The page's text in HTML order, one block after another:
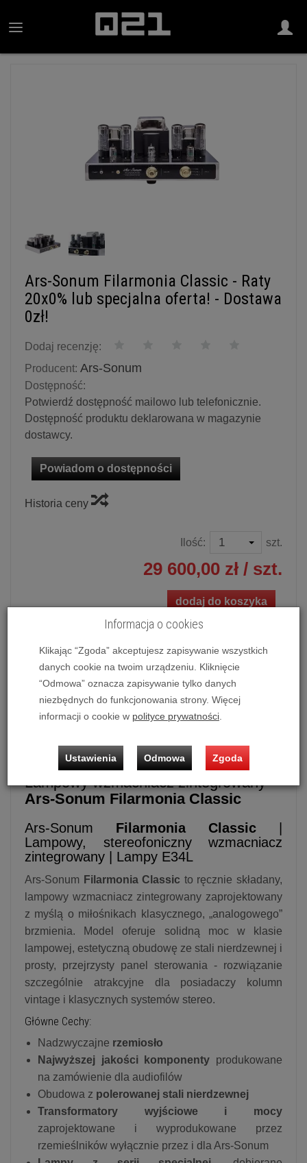
Ars-Sonum Filarmonia Classic - Raty
20x0% lub specjalna oferta! - Dostawa
0zł!
Dodaj recenzję:
Producent: Ars-Sonum
Dostępność:
Potwierdź dostępność mailowo lub telefonicznie.
Dostępność produktu deklarowana w magazynie
dostawcy.
Powiadom o dostępności
Historia ceny
Ilość: szt.
29 600,00 zł / szt.
dodaj do koszyka
Lampowy wzmacniacz zintegrowanyArs-Sonum
Filarmonia Classic
0% 10 i 20 miesięcy lub
Lampowy wzmacniacz zintegrowany
Ars-Sonum Filarmonia Classic
Ars-Sonum Filarmonia Classic
Lampowy, stereofoniczny wzmacniacz
zintegrowany | Lampy E34L
Ars-Sonum Filarmonia Classic to ręcznie składany,
lampowy wzmacniacz zintegrowany zaprojektowany
z myślą o miłośnikach klasycznego, „analogowego”
brzmienia. Model oferuje solidną moc w klasie
lampowej, estetyczną obudowę ze stali nierdzewnej i
prosty, przejrzysty panel sterowania - rozwiązanie
szczególnie atrakcyjne dla posiadaczy kolumn
vintage i klasycznych systemów stereo.
Główne Cechy:
Nadzwyczajne rzemiosło
Najwyższej jakości komponenty produkowane
na zamówienie dla audiofilów
Obudowa z polerowanej stali nierdzewnej
Transformatory wyjściowe i mocy
zaprojektowane i wyprodukowane przez
rzemieślników wyłącznie przez i dla Ars-Sonum
Informacja o cookies
Klikając “Zgoda” akceptujesz zapisywanie wszystkich
danych cookie na twoim urządzeniu. Kliknięcie
“Odmowa” oznacza zapisywanie tylko danych
niezbędnych do funkcjonowania strony. Więcej
informacji o cookie w polityce prywatności
Ustawienia Odmowa Zgoda